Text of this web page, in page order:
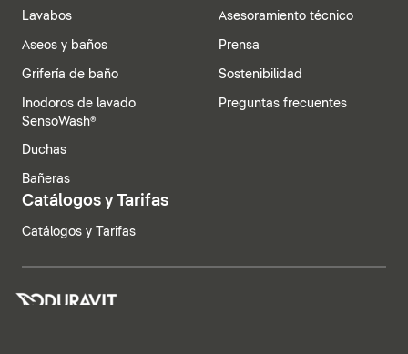
Lavabos
Aseos y baños
Grifería de baño
Inodoros de lavado
SensoWash®
Duchas
Bañeras
Asesoramiento técnico
Prensa
Sostenibilidad
Preguntas frecuentes
Catálogos y Tarifas
Catálogos y Tarifas